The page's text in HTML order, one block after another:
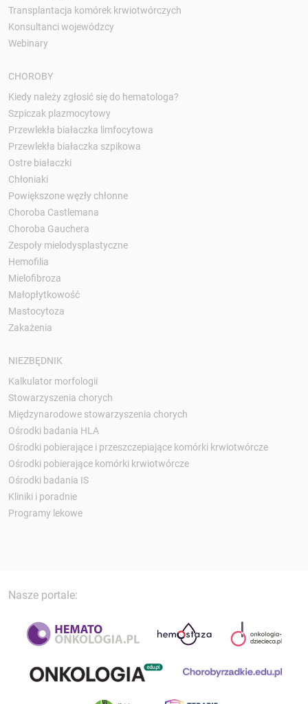
Transplantacja komórek krwiotwórczych
Konsultanci wojewódzcy
Webinary
CHOROBY
Kiedy należy zgłosić się do hematologa?
Szpiczak plazmocytowy
Przewlekła białaczka limfocytowa
Przewlekła białaczka szpikowa
Ostre białaczki
Chłoniaki
Powiększone węzły chłonne
Choroba Castlemana
Choroba Gauchera
Zespoły mielodysplastyczne
Hemofilia
Mielofibroza
Małopłytkowość
Mastocytoza
Zakażenia
NIEZBĘDNIK
Kalkulator morfologii
Stowarzyszenia chorych
Międzynarodowe stowarzyszenia chorych
Ośrodki badania HLA
Ośrodki pobierające i przeszczepiające komórki krwiotwórcze
Ośrodki pobierające komórki krwiotwórcze
Ośrodki badania IS
Kliniki i poradnie
Programy lekowe
Nasze portale: